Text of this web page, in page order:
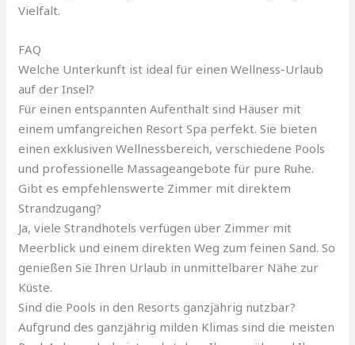
Vielfalt.
FAQ
Welche Unterkunft ist ideal für einen Wellness-Urlaub
auf der Insel?
Für einen entspannten Aufenthalt sind Häuser mit
einem umfangreichen Resort Spa perfekt. Sie bieten
einen exklusiven Wellnessbereich, verschiedene Pools
und professionelle Massageangebote für pure Ruhe.
Gibt es empfehlenswerte Zimmer mit direktem
Strandzugang?
Ja, viele Strandhotels verfügen über Zimmer mit
Meerblick und einem direkten Weg zum feinen Sand. So
genießen Sie Ihren Urlaub in unmittelbarer Nähe zur
Küste.
Sind die Pools in den Resorts ganzjährig nutzbar?
Aufgrund des ganzjährig milden Klimas sind die meisten